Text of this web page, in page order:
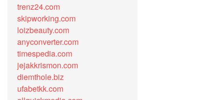
trenz24.com
skipworking.com
loizbeauty.com
anyconverter.com
timespedia.com
jejakkrismon.com
diemthole.biz
ufabetkk.com